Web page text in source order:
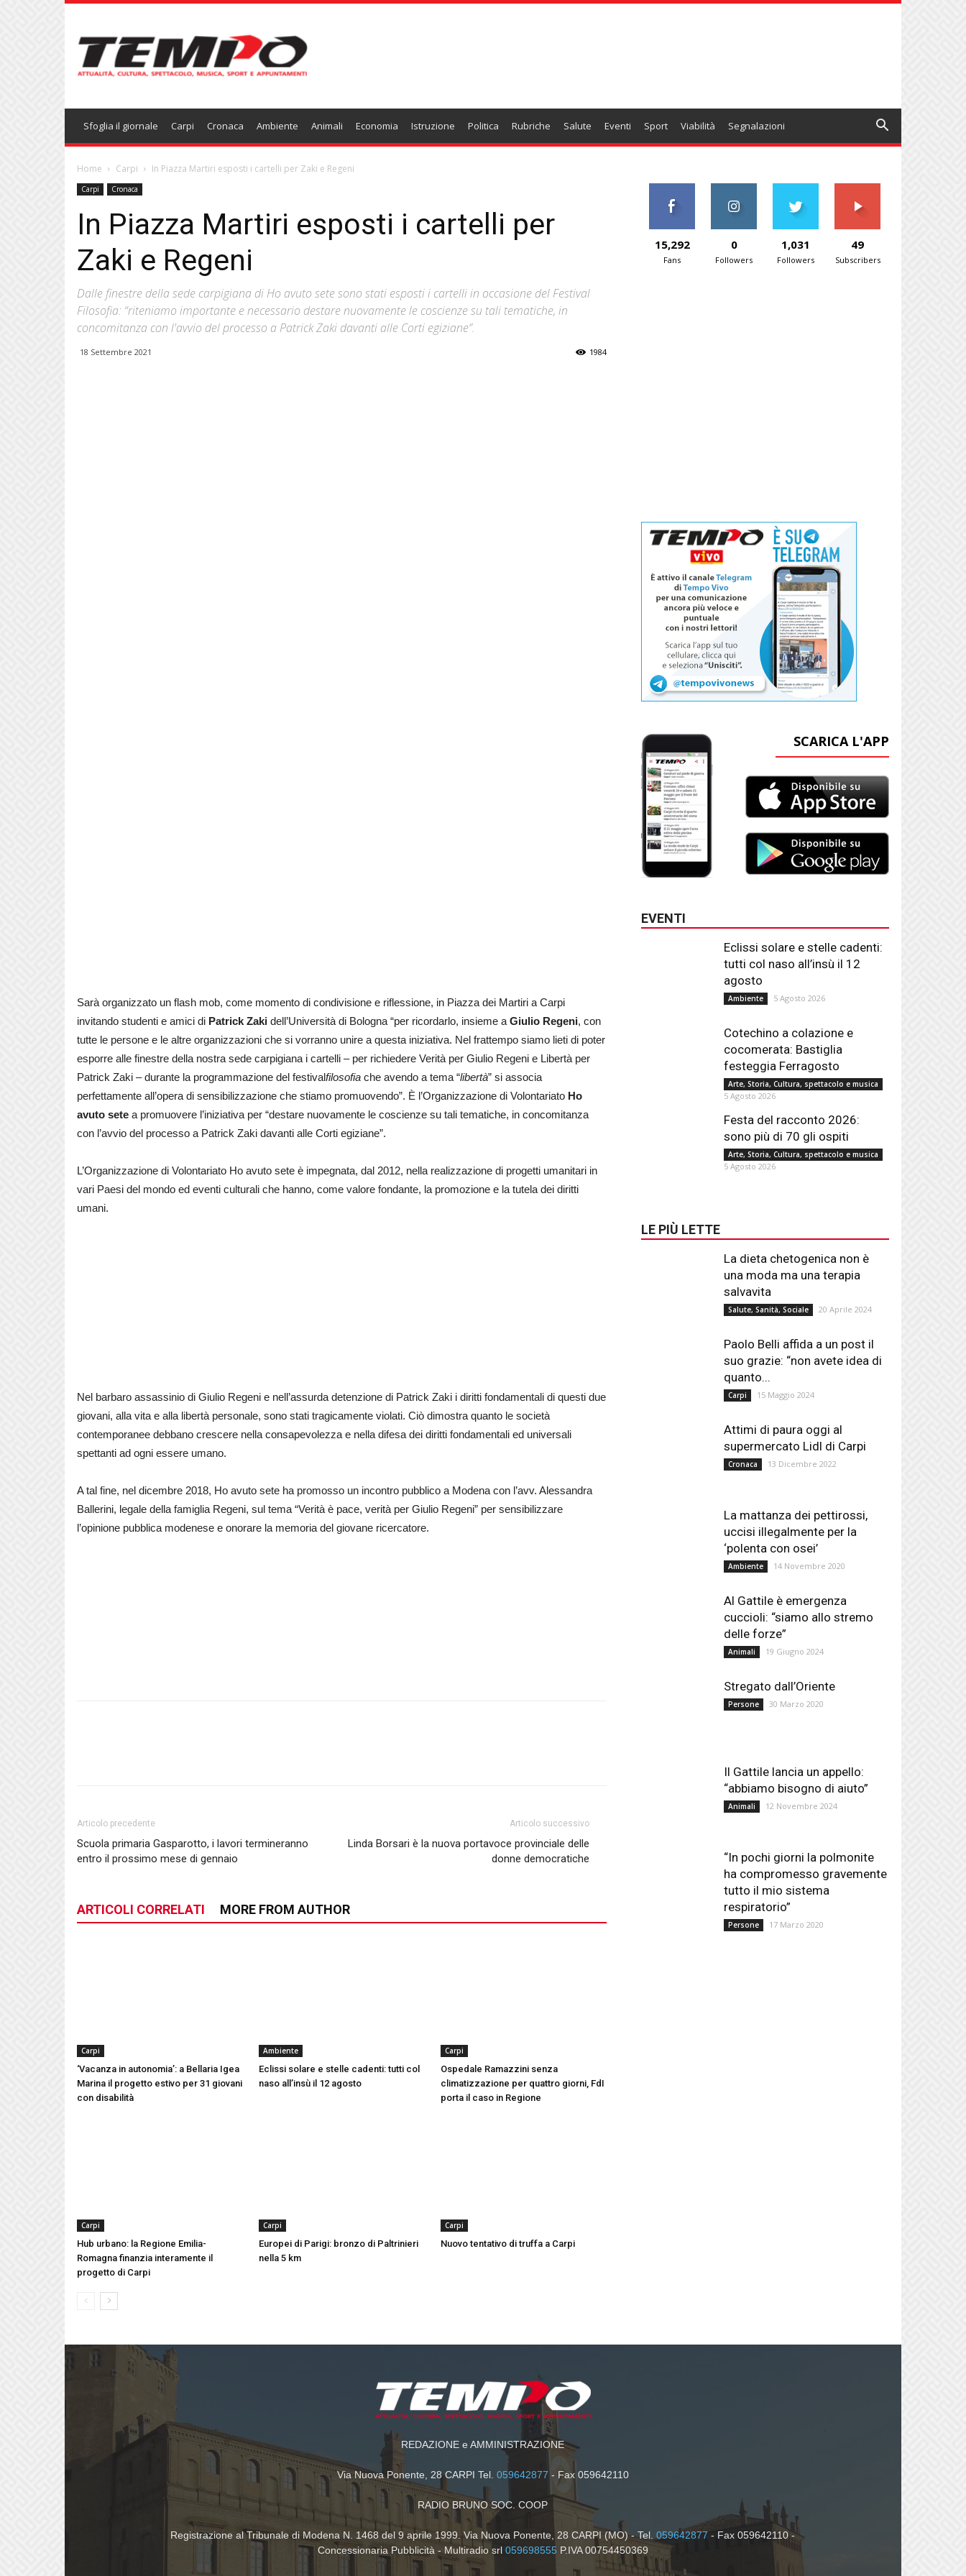
Sfoglia il giornale Carpi Cronaca Ambiente Animali Economia Istruzione Politica Rubriche Salute Eventi Sport Viabilità Segnalazioni
Home Carpi In Piazza Martiri esposti i cartelli per Zaki e Regeni
Carpi Cronaca
In Piazza Martiri esposti i cartelli per
Zaki e Regeni
Dalle finestre della sede carpigiana di Ho avuto sete sono stati esposti i cartelli in occasione del Festival
Filosofia: “riteniamo importante e necessario destare nuovamente le coscienze su tali tematiche, in
concomitanza con l'avvio del processo a Patrick Zaki davanti alle Corti egiziane”.
18 Settembre 2021 1984
Sarà organizzato un flash mob, come momento di condivisione e riflessione, in Piazza dei Martiri a Carpi
invitando studenti e amici di Patrick Zaki dell’Università di Bologna “per ricordarlo, insieme aGiulio Regeni, con
tutte le persone e le altre organizzazioni che si vorranno unire a questa iniziativa. Nel frattempo siamo lieti di poter
esporre alle finestre della nostra sede carpigiana i cartelli – per richiedere Verità per Giulio Regeni e Libertà per
Patrick Zaki – durante la programmazione del festivalfilosofia che avendo a tema “libertà” si associa
perfettamente all’opera di sensibilizzazione che stiamo promuovendo”. È l’Organizzazione di Volontariato Ho
avuto sete a promuovere l’iniziativa per “destare nuovamente le coscienze su tali tematiche, in concomitanza
con l’avvio del processo a Patrick Zaki davanti alle Corti egiziane”.
L’Organizzazione di Volontariato Ho avuto sete è impegnata, dal 2012, nella realizzazione di progetti umanitari in
vari Paesi del mondo ed eventi culturali che hanno, come valore fondante, la promozione e la tutela dei diritti
umani.
Nel barbaro assassinio di Giulio Regeni e nell’assurda detenzione di Patrick Zaki i diritti fondamentali di questi due
giovani, alla vita e alla libertà personale, sono stati tragicamente violati. Ciò dimostra quanto le società
contemporanee debbano crescere nella consapevolezza e nella difesa dei diritti fondamentali ed universali
spettanti ad ogni essere umano.
A tal fine, nel dicembre 2018, Ho avuto sete ha promosso un incontro pubblico a Modena con l’avv. Alessandra
Ballerini, legale della famiglia Regeni, sul tema “Verità è pace, verità per Giulio Regeni” per sensibilizzare
l’opinione pubblica modenese e onorare la memoria del giovane ricercatore.
Articolo precedente
Scuola primaria Gasparotto, i lavori termineranno
entro il prossimo mese di gennaio
Articolo successivo
Linda Borsari è la nuova portavoce provinciale delle
donne democratiche
ARTICOLI CORRELATI MORE FROM AUTHOR
Carpi
‘Vacanza in autonomia’: a Bellaria Igea
Marina il progetto estivo per 31 giovani
con disabilità
Ambiente
Eclissi solare e stelle cadenti: tutti col
naso all’insù il 12 agosto
Carpi
Ospedale Ramazzini senza
climatizzazione per quattro giorni, FdI
porta il caso in Regione
Carpi
Hub urbano: la Regione Emilia-
Romagna finanzia interamente il
progetto di Carpi
Carpi
Europei di Parigi: bronzo di Paltrinieri
nella 5 km
Carpi
Nuovo tentativo di truffa a Carpi
15,292
Fans
0
Followers
1,031
Followers
49
Subscribers
SCARICA L'APP
EVENTI
Eclissi solare e stelle cadenti:
tutti col naso all’insù il 12
agosto
Ambiente 5 Agosto 2026
Cotechino a colazione e
cocomerata: Bastiglia
festeggia Ferragosto
Arte, Storia, Cultura, spettacolo e musica
5 Agosto 2026
Festa del racconto 2026:
sono più di 70 gli ospiti
Arte, Storia, Cultura, spettacolo e musica
5 Agosto 2026
LE PIÙ LETTE
La dieta chetogenica non è
una moda ma una terapia
salvavita
Salute, Sanità, Sociale 20 Aprile 2024
Paolo Belli affida a un post il
suo grazie: “non avete idea di
quanto...
Carpi 15 Maggio 2024
Attimi di paura oggi al
supermercato Lidl di Carpi
Cronaca 13 Dicembre 2022
La mattanza dei pettirossi,
uccisi illegalmente per la
‘polenta con osei’
Ambiente 14 Novembre 2020
Al Gattile è emergenza
cuccioli: “siamo allo stremo
delle forze”
Animali 19 Giugno 2024
Stregato dall’Oriente
Persone 30 Marzo 2020
Il Gattile lancia un appello:
“abbiamo bisogno di aiuto”
Animali 12 Novembre 2024
“In pochi giorni la polmonite
ha compromesso gravemente
tutto il mio sistema
respiratorio”
Persone 17 Marzo 2020
REDAZIONE e AMMINISTRAZIONE
Via Nuova Ponente, 28 CARPI Tel. 059642877 - Fax 059642110
RADIO BRUNO SOC. COOP
Registrazione al Tribunale di Modena N. 1468 del 9 aprile 1999. Via Nuova Ponente, 28 CARPI (MO) - Tel.059642877 - Fax 059642110 -
Concessionaria Pubblicità - Multiradio srl 059698555P.IVA 00754450369